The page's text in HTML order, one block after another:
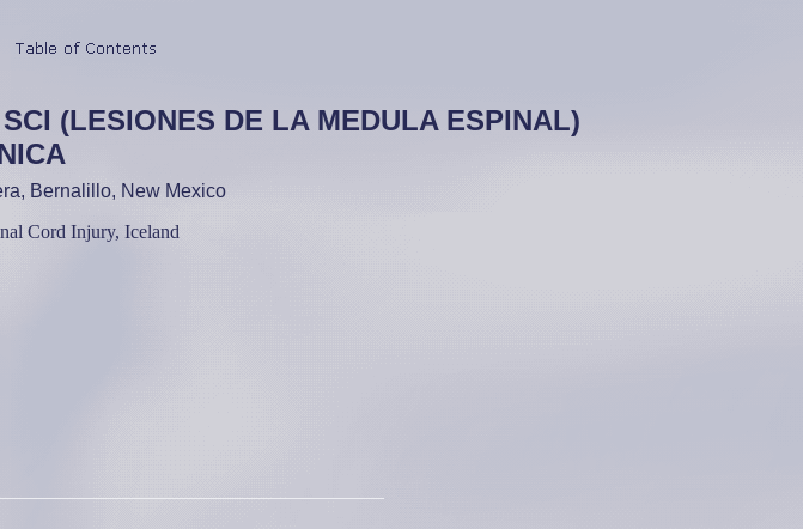
(LESIONES DE LA MEDULA ESPINAL)
Bernalillo, New Mexico
Cord Injury, Iceland